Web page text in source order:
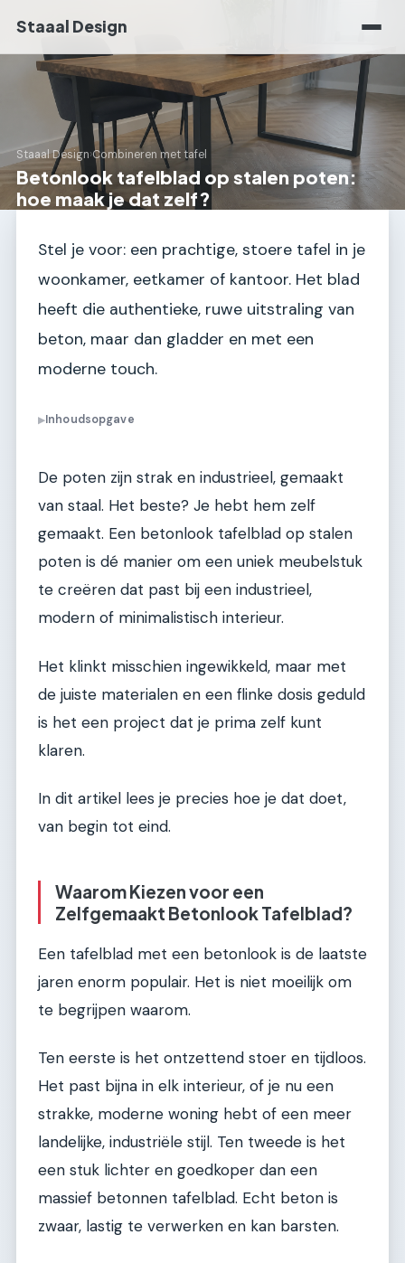
Staaal Design
Staaal Design›Combineren met tafel
Betonlook tafelblad op stalen poten:
hoe maak je dat zelf?
Stel je voor: een prachtige, stoere tafel in je
woonkamer, eetkamer of kantoor. Het blad
heeft die authentieke, ruwe uitstraling van
beton, maar dan gladder en met een
moderne touch.
▶Inhoudsopgave
De poten zijn strak en industrieel, gemaakt
van staal. Het beste? Je hebt hem zelf
gemaakt. Een betonlook tafelblad op stalen
poten is dé manier om een uniek meubelstuk
te creëren dat past bij een industrieel,
modern of minimalistisch interieur.
Het klinkt misschien ingewikkeld, maar met
de juiste materialen en een flinke dosis geduld
is het een project dat je prima zelf kunt
klaren.
In dit artikel lees je precies hoe je dat doet,
van begin tot eind.
Waarom Kiezen voor een
Zelfgemaakt Betonlook Tafelblad?
Een tafelblad met een betonlook is de laatste
jaren enorm populair. Het is niet moeilijk om
te begrijpen waarom.
Ten eerste is het ontzettend stoer en tijdloos.
Het past bijna in elk interieur, of je nu een
strakke, moderne woning hebt of een meer
landelijke, industriële stijl. Ten tweede is het
een stuk lichter en goedkoper dan een
massief betonnen tafelblad. Echt beton is
zwaar, lastig te verwerken en kan barsten.